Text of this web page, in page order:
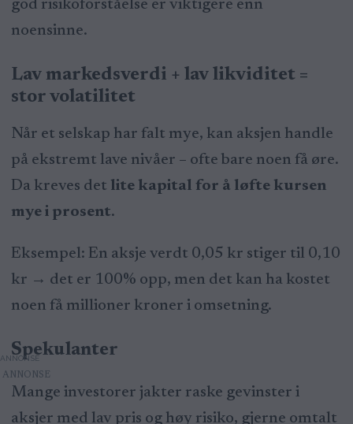
god risikoforståelse er viktigere enn
noensinne.
Lav markedsverdi + lav likviditet =
stor volatilitet
Når et selskap har falt mye, kan aksjen handle
på ekstremt lave nivåer – ofte bare noen få øre.
Da kreves det lite kapital for å løfte kursen
mye i prosent.
Eksempel: En aksje verdt 0,05 kr stiger til 0,10
kr → det er 100% opp, men det kan ha kostet
noen få millioner kroner i omsetning.
Spekulanter
ANNONSE
Mange investorer jakter raske gevinster i
aksjer med lav pris og høy risiko, gjerne omtalt